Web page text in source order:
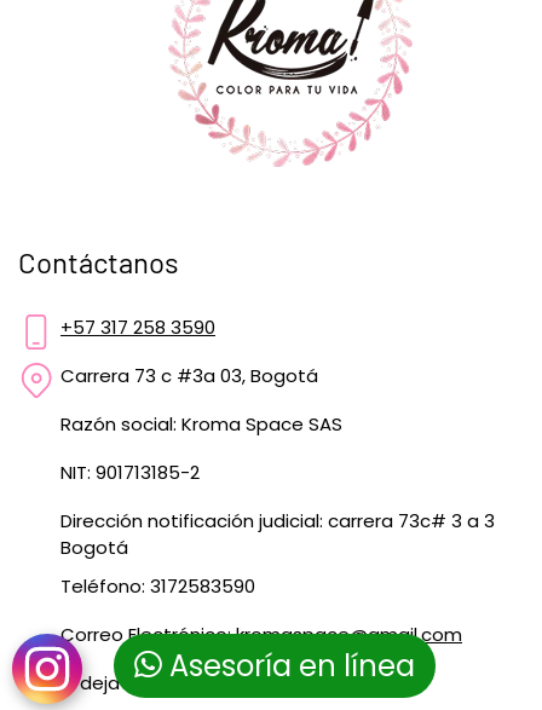
Asesoría en línea
Contáctanos
+57 317 258 3590
Carrera 73 c #3a 03, Bogotá
Razón social: Kroma Space SAS
NIT: 901713185-2
Dirección notificación judicial: carrera 73c# 3 a 3
Bogotá
Teléfono: 3172583590
Correo Electrónico:kromaspace@gmail.com
O deja tus datosacá y te contactamos